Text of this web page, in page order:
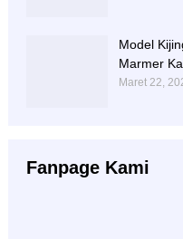
Model
Marmer
Maret 22,
Fanpage Kami